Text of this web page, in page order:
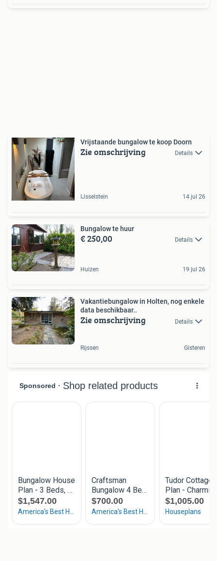
Vrijstaande bungalow te koop Doorn
Zie omschrijving Details
IJsselstein 14 jul 26
Bungalow te huur
€ 250,00 Details
Huizen 19 jul 26
Vakantiebungalow in Holten, nog enkele
data beschikbaar..
Zie omschrijving Details
Rijssen Gisteren